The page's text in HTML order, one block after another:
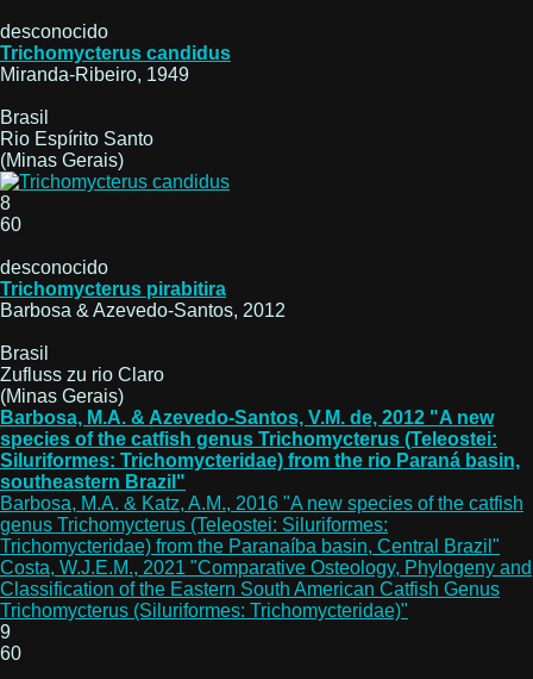
desconocido
Trichomycterus candidus
Miranda-Ribeiro, 1949
Brasil
Rio Espírito Santo
(Minas Gerais)
8
60
desconocido
Trichomycterus pirabitira
Barbosa & Azevedo-Santos, 2012
Brasil
Zufluss zu rio Claro
(Minas Gerais)
Barbosa, M.A. & Azevedo-Santos, V.M. de, 2012 "A new
species of the catfish genus Trichomycterus (Teleostei:
Siluriformes: Trichomycteridae) from the rio Paraná basin,
southeastern Brazil"
Barbosa, M.A. & Katz, A.M., 2016 "A new species of the catfish
genus Trichomycterus (Teleostei: Siluriformes:
Trichomycteridae) from the Paranaíba basin, Central Brazil"
Costa, W.J.E.M., 2021 "Comparative Osteology, Phylogeny and
Classification of the Eastern South American Catfish Genus
Trichomycterus (Siluriformes: Trichomycteridae)"
9
60